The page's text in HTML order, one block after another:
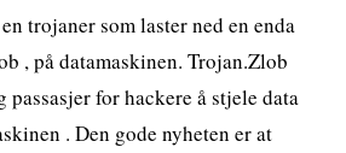
trojaner som laster ned en enda
, på datamaskinen. Trojan.Zlob
for hackere å stjele data
. Den gode nyheten er at